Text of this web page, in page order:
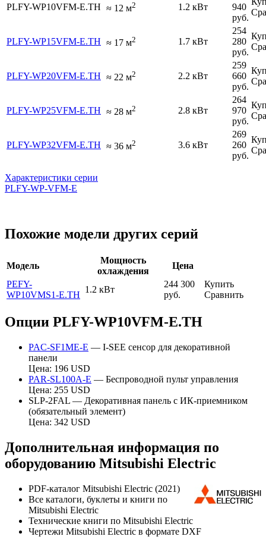
PLFY-WP10VFM-E.TH ≈ 12 м2 1.2 кВт
940
руб.
PLFY-WP15VFM-E.TH ≈ 17 м2 1.7 кВт
254
280
руб.
PLFY-WP20VFM-E.TH ≈ 22 м2 2.2 кВт
259
660
руб.
PLFY-WP25VFM-E.TH ≈ 28 м2 2.8 кВт
264
970
руб.
PLFY-WP32VFM-E.TH ≈ 36 м2 3.6 кВт
269
260
руб.
Характеристики серии
PLFY-WP-VFM-E
Похожие модели других серий
Модель
Мощность
охлаждения
Цена
PEFY-
WP10VMS1-E.TH
1.2 кВт
244 300
руб.
Купить
Сравнить
Опции PLFY-WP10VFM-E.TH
PAC-SF1ME-E — I-SEE сенсор для декоративной
панели
Цена: 196 USD
PAR-SL100A-E — Беспроводной пульт управления
Цена: 255 USD
SLP-2FAL — Декоративная панель с ИК-приемником
(обязательный элемент)
Цена: 342 USD
Дополнительная информация по
оборудованию Mitsubishi Electric
PDF-каталог Mitsubishi Electric (2021)
Все каталоги, буклеты и книги по
Mitsubishi Electric
Технические книги по Mitsubishi Electric
Чертежи Mitsubishi Electric в формате DXF